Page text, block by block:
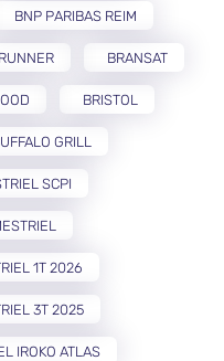
BNP PARIBAS REIM
BRANSAT
BRISTOL
GRILL
SCPI
1T 2026
3T 2025
IROKO ATLAS